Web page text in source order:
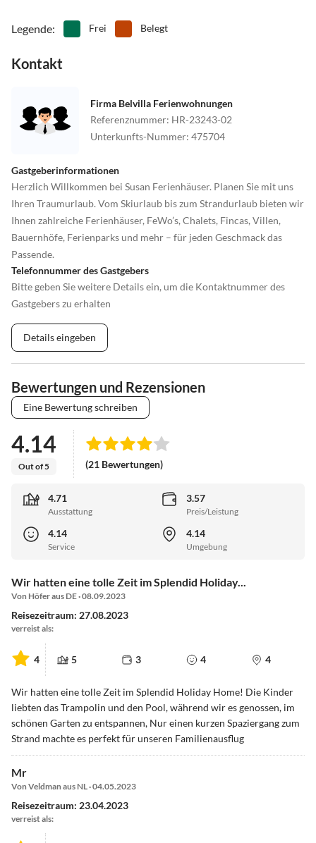
Legende: Frei Belegt
Kontakt
Firma Belvilla Ferienwohnungen
Referenznummer: HR-23243-02
Unterkunfts-Nummer: 475704
Gastgeberinformationen
Herzlich Willkommen bei Susan Ferienhäuser. Planen Sie mit uns
Ihren Traumurlaub. Vom Skiurlaub bis zum Strandurlaub bieten wir
Ihnen zahlreiche Ferienhäuser, FeWo’s, Chalets, Fincas, Villen,
Bauernhöfe, Ferienparks und mehr – für jeden Geschmack das
Passende.
Telefonnummer des Gastgebers
Bitte geben Sie weitere Details ein, um die Kontaktnummer des
Gastgebers zu erhalten
Details eingeben
Bewertungen und Rezensionen
Eine Bewertung schreiben
4.14
Out of 5 (21 Bewertungen)
4.71
Ausstattung
3.57
Preis/Leistung
4.14
Service
4.14
Umgebung
Wir hatten eine tolle Zeit im Splendid Holiday...
Von Höfer aus DE · 08.09.2023
Reisezeitraum: 27.08.2023
verreist als:
4 5 3 4 4
Wir hatten eine tolle Zeit im Splendid Holiday Home! Die Kinder
liebten das Trampolin und den Pool, während wir es genossen, im
schönen Garten zu entspannen, Nur einen kurzen Spaziergang zum
Strand machte es perfekt für unseren Familienausflug
Mr
Von Veldman aus NL · 04.05.2023
Reisezeitraum: 23.04.2023
verreist als: